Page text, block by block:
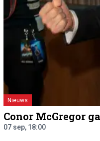
Nieuws
Conor McGregor
07 sep, 18:00